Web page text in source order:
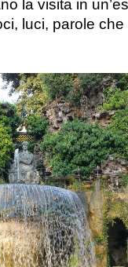
la visita in
luci, parole che